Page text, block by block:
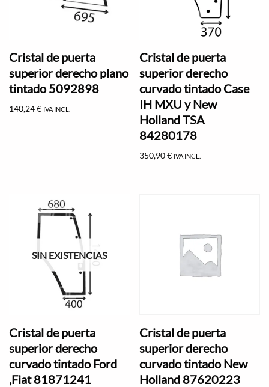
Cristal de puerta
superior derecho plano
tintado 5092898
140,24€ IVA INCL.
Cristal de puerta
superior derecho
curvado tintado Case
IH MXU y New
Holland TSA
84280178
350,90€ IVA INCL.
SIN EXISTENCIAS
Cristal de puerta
superior derecho
curvado tintado Ford
,Fiat 81871241
Cristal de puerta
superior derecho
curvado tintado New
Holland 87620223